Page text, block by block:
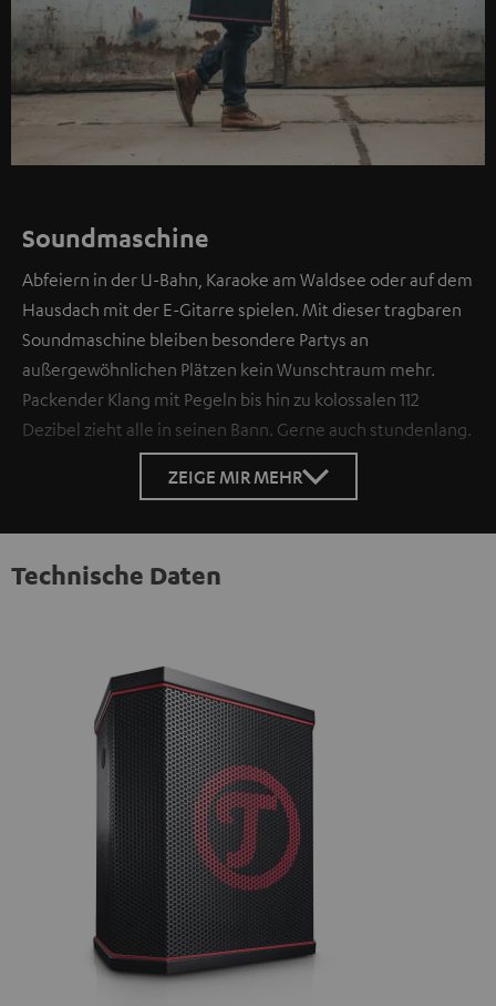
Soundmaschine
Abfeiern in der U-Bahn, Karaoke am Waldsee oder auf dem
Hausdach mit der E-Gitarre spielen. Mit dieser tragbaren
Soundmaschine bleiben besondere Partys an
außergewöhnlichen Plätzen kein Wunschtraum mehr.
Packender Klang mit Pegeln bis hin zu kolossalen 112
Dezibel zieht alle in seinen Bann. Gerne auch stundenlang.
ZEIGE MIR MEHR
Technische Daten